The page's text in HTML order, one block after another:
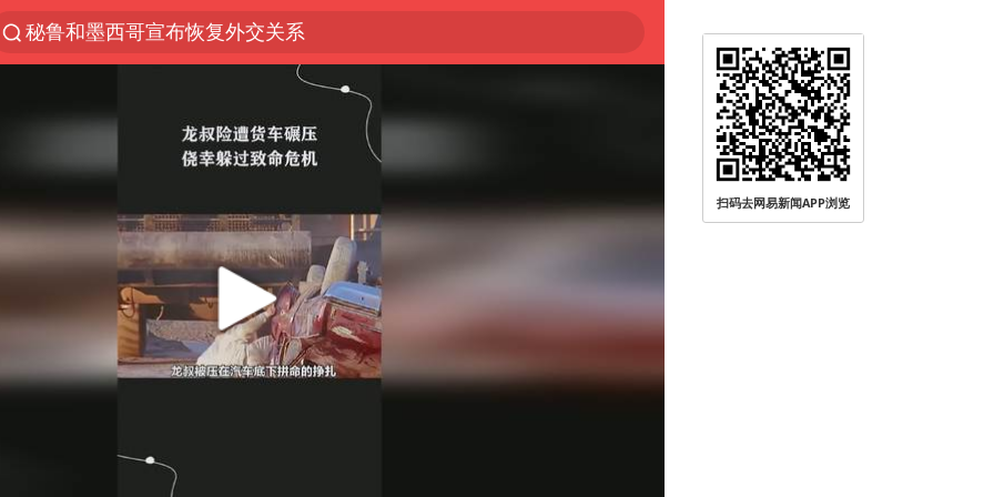
“电影+”如何激发千亿级消费新活力？
台风白海豚已进入24小时警戒线
沙特土耳其巴基斯坦签署共同防务协议
美股存储板块集体大跌
中医教你一招提升气血
上海：台风白海豚或将带来龙卷风
四川宜宾地震网友称睡觉被摇醒
百花奖开幕式
老中医：立秋后养心是关键
国防部：坚决反制任何闹海挑衅图谋
扫码去网易新闻APP浏览